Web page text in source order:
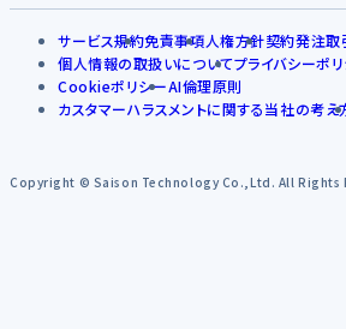
サービス規約免責事項人権方針契約発注取
個人情報の取扱いについてプライバシーポ
CookieポリシーAI倫理原則
カスタマーハラスメントに関する当社の考え
Copyright © Saison Technology Co.,Ltd. All Rights